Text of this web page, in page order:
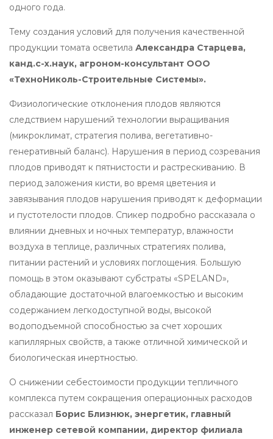
одного года.
Тему создания условий для получения качественной
продукции томата осветила Александра Старцева,
канд.с-х.наук, агроном-консультант ООО
«ТехноНиколь-Строительные Системы».
Физиологические отклонения плодов являются
следствием нарушений технологии выращивания
(микроклимат, стратегия полива, вегетативно-
генеративный баланс). Нарушения в период созревания
плодов приводят к пятнистости и растрескиванию. В
период заложения кисти, во время цветения и
завязывания плодов нарушения приводят к деформации
и пустотелости плодов. Спикер подробно рассказала о
влиянии дневных и ночных температур, влажности
воздуха в теплице, различных стратегиях полива,
питании растений и условиях поглощения. Большую
помощь в этом оказывают субстраты «SPELAND»,
обладающие достаточной влагоемкостью и высоким
содержанием легкодоступной воды, высокой
водоподъемной способностью за счет хороших
капиллярных свойств, а также отличной химической и
биологическая инертностью.
О снижении себестоимости продукции тепличного
комплекса путем сокращения операционных расходов
рассказал Борис Близнюк, энергетик, главный
инженер сетевой компании, директор филиала